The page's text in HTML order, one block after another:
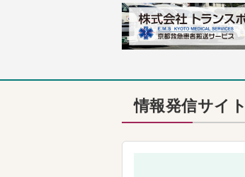
情報発信サイト